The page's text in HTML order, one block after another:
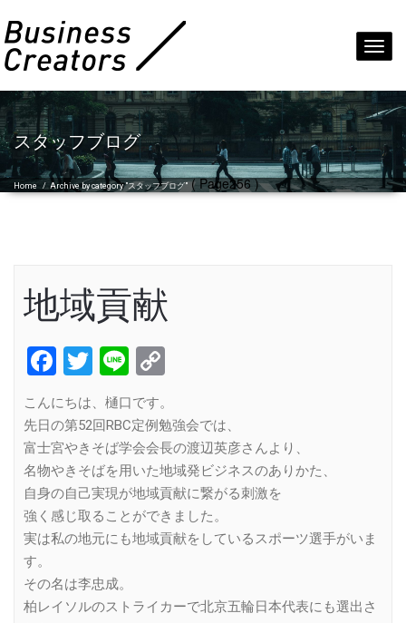
スタッフブログ
Home /Archive by category "スタッフブログ"( Page256 )
地域貢献
Facebook
Twitter
Line
こんにちは、樋口です。
先日の第52回RBC定例勉強会では、
富士宮やきそば学会会長の渡辺英彦さんより、
名物やきそばを用いた地域発ビジネスのありかた、
自身の自己実現が地域貢献に繋がる刺激を
強く感じ取ることができました。
実は私の地元にも地域貢献をしているスポーツ選手がいま
す。
その名は李忠成。
柏レイソルのストライカーで北京五輪日本代表にも選出さ